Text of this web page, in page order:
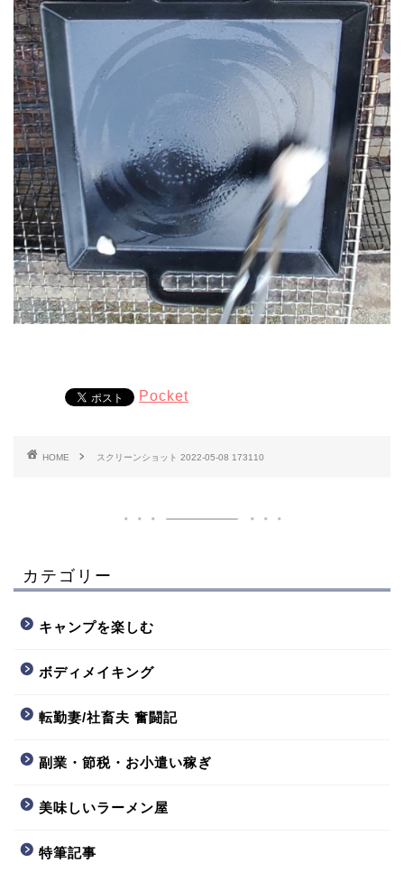
Pocket
HOME スクリーンショット 2022-05-08 173110
カテゴリー
キャンプを楽しむ
ボディメイキング
転勤妻/社畜夫 奮闘記
副業・節税・お小遣い稼ぎ
美味しいラーメン屋
特筆記事